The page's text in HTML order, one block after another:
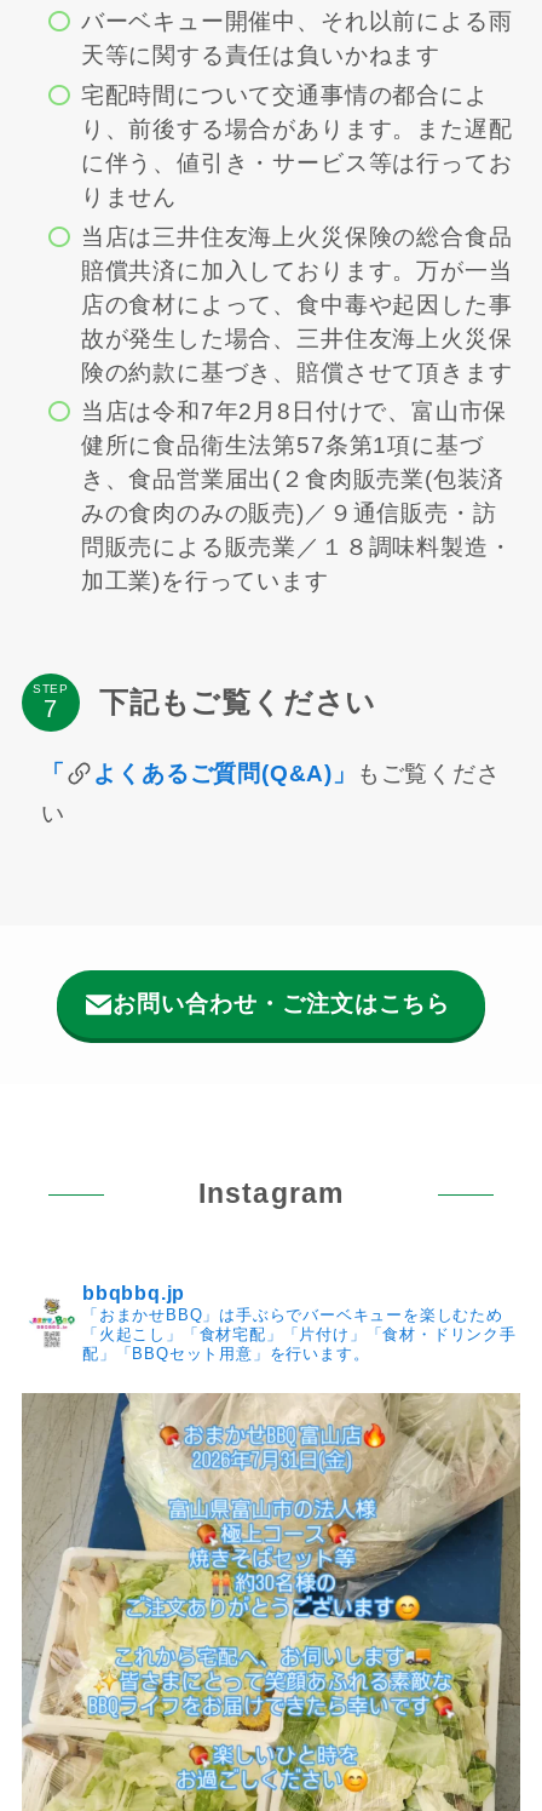
バーベキュー開催中、それ以前による雨
天等に関する責任は負いかねます
宅配時間について交通事情の都合によ
り、前後する場合があります。また遅配
に伴う、値引き・サービス等は行ってお
りません
当店は三井住友海上火災保険の総合食品
賠償共済に加入しております。万が一当
店の食材によって、食中毒や起因した事
故が発生した場合、三井住友海上火災保
険の約款に基づき、賠償させて頂きます
当店は令和7年2月8日付けで、富山市保
健所に食品衛生法第57条第1項に基づ
き、食品営業届出(２食肉販売業(包装済
みの食肉のみの販売)／９通信販売・訪
問販売による販売業／１８調味料製造・
加工業)を行っています
STEP 下記もご覧ください
「 よくあるご質問(Q&A)」
もご覧くださ
い
お問い合わせ・ご注文はこちら
Instagram
bbqbbq.jp
「おまかせBBQ」は手ぶらでバーベキューを楽しむため
「火起こし」「食材宅配」「片付け」「食材・ドリンク手
配」「BBQセット用意」を行います。